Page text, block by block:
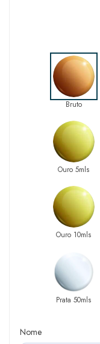
Bruto
Ouro 5mls
Ouro 10mls
Prata 50mls
Nome